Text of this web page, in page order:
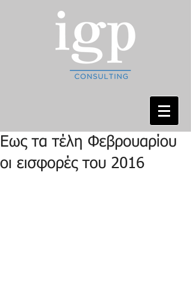
Εως τα τέλη Φεβρουαρίου
οι εισφορές του 2016